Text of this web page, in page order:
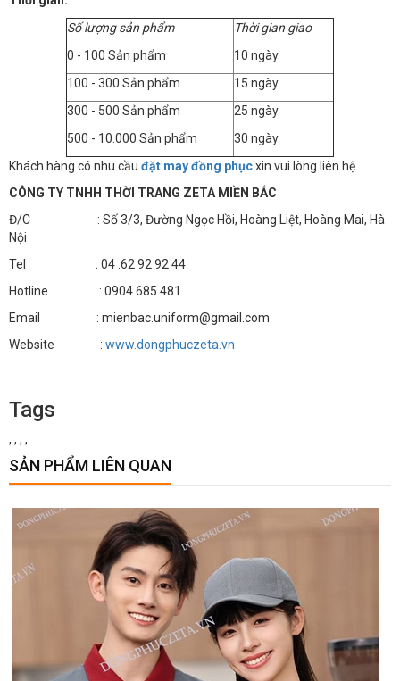
Số lượng sản phẩm
Thời gian giao
0 - 100 Sản phẩm
10 ngày
100 - 300 Sản phẩm
15 ngày
300 - 500 Sản phẩm
25 ngày
500 - 10.000 Sản phẩm
30 ngày
Khách hàng có nhu cầu đặt may đồng phụcxin vui lòng liên hệ.
CÔNG TY TNHH THỜI TRANG ZETA MIỀN BẮC
Đ/C : Số 3/3, Đường Ngọc Hồi, Hoàng Liệt, Hoàng Mai, Hà
Nội
Tel : 04 .62 92 92 44
Hotline : 0904.685.481
Email : mienbac.uniform@gmail.com
Website : www.dongphuczeta.vn
Tags
, , , ,
SẢN PHẨM LIÊN QUAN